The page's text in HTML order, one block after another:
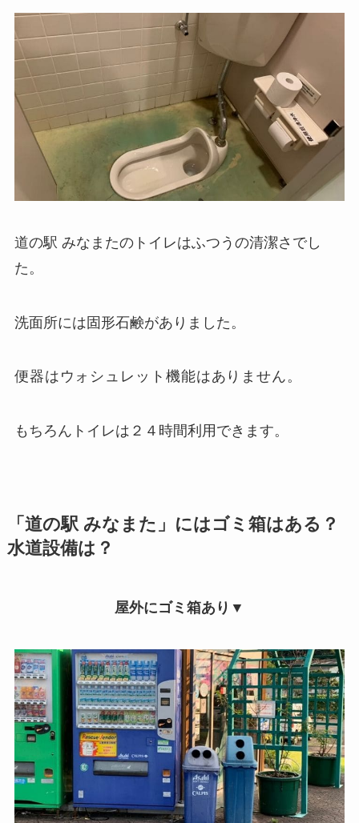
道の駅 みなまたのトイレはふつうの清潔さでし
た。
洗面所には固形石鹸がありました。
便器はウォシュレット機能はありません。
もちろんトイレは２４時間利用できます。
「道の駅 みなまた」にはゴミ箱はある？
水道設備は？
屋外にゴミ箱あり▼